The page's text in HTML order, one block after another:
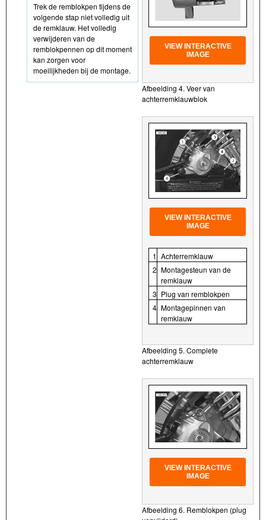
Trek de remblokpen tijdens de
volgende stap niet volledig uit
de remklauw. Het volledig
verwijderen van de
remblokpennen op dit moment
kan zorgen voor
moeilijkheden bij de montage.
VIEW INTERACTIVE
IMAGE
Afbeelding 4. Veer van
achterremklauwblok
VIEW INTERACTIVE
IMAGE
1 Achterremklauw
2 Montagesteun van de
remklauw
3 Plug van remblokpen
4 Montagepinnen van
remklauw
Afbeelding 5. Complete
achterremklauw
VIEW INTERACTIVE
IMAGE
Afbeelding 6. Remblokpen (plug